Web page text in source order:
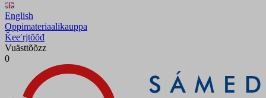
English
Oppimateriaalikauppa
Ǩeeʹrjtõõđ
Vuästtõõzz
0